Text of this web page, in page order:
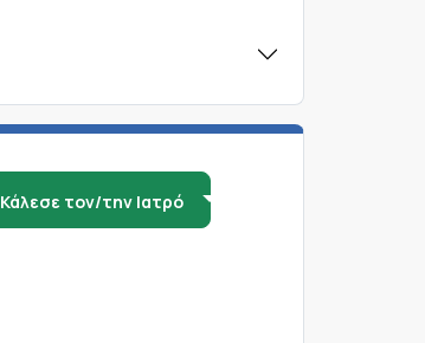
Κάλεσε τον/την Ιατρό